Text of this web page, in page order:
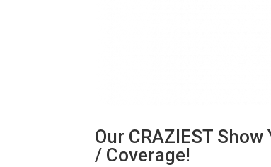
Our CRAZIEST
/ Coverage!